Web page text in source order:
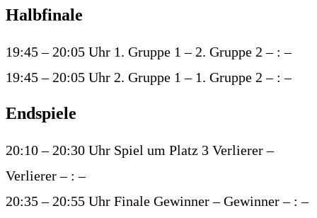
Halbfinale
19:45 – 20:05 Uhr 1. Gruppe 1 – 2. Gruppe 2 – : –
19:45 – 20:05 Uhr 2. Gruppe 1 – 1. Gruppe 2 – : –
Endspiele
20:10 – 20:30 Uhr Spiel um Platz 3 Verlierer –
Verlierer – : –
20:35 – 20:55 Uhr Finale Gewinner – Gewinner – : –